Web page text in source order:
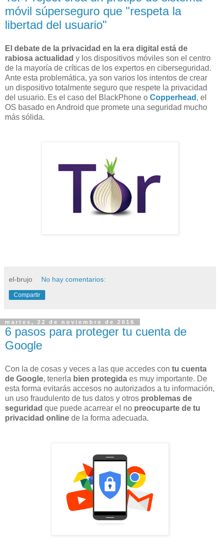
móvil súperseguro que "respeta la
libertad del usuario"
El debate de la privacidad en la era digital está de
rabiosa actualidad y los dispositivos móviles son el centro
de la mayoría de críticas de los expertos en ciberseguridad.
Ante esta problemática, ya son varios los intentos de crear
un dispositivo totalmente seguro que respete la privacidad
del usuario. Es el caso del BlackPhone o Copperhead , el
OS basado en Android que promete una seguridad mucho
más sólida.
el-brujo No hay comentarios:
Compartir
martes, 22 de noviembre de 2016
6 pasos para proteger tu cuenta de
Google
Con la de cosas y veces a las que accedes con tu cuenta
de Google, tenerla bien protegida es muy importante. De
esta forma evitarás accesos no autorizados a tu información,
un uso fraudulento de tus datos y otros problemas de
seguridad que puede acarrear el no preocuparte de tu
privacidad online de la forma adecuada.